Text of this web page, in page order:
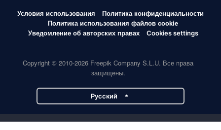
Условия использования
Политика конфиденциальности
Политика использования файлов cookie
Уведомление об авторских правах
Cookies settings
Copyright © 2010-2026 Freepik Company S.L.U. Все права
защищены.
Pусский